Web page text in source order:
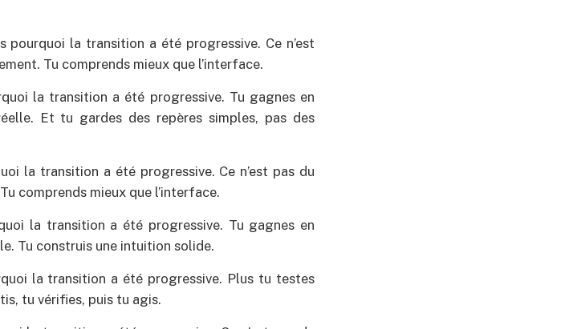
pourquoi la transition a été progressive. Ce n’est
Tu comprends mieux que l’interface.
la transition a été progressive. Tu gagnes en
Et tu gardes des repères simples, pas des
la transition a été progressive. Ce n’est pas du
comprends mieux que l’interface.
la transition a été progressive. Tu gagnes en
Tu construis une intuition solide.
la transition a été progressive. Plus tu testes
tu vérifies, puis tu agis.